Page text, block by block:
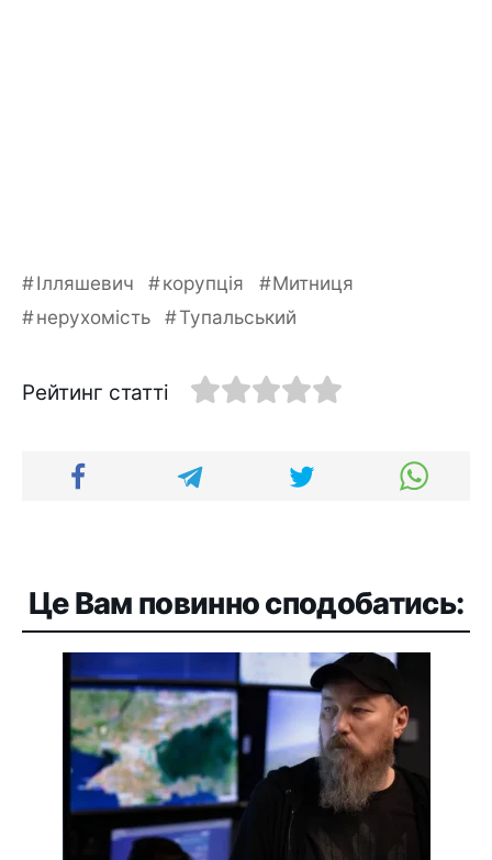
Ілляшевич корупція
Митниця
нерухомість
Тупальський
Рейтинг статті
Це Вам повинно сподобатись: